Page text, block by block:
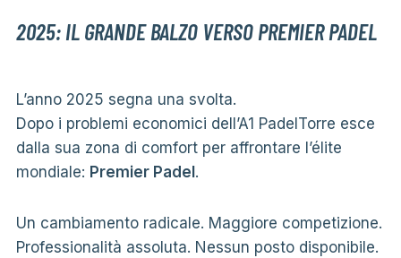
2025: IL GRANDE BALZO VERSO PREMIER PADEL
L’anno 2025 segna una svolta.
Dopo i problemi economici dell’A1 PadelTorre esce
dalla sua zona di comfort per affrontare l’élite
mondiale: Premier Padel.
Un cambiamento radicale. Maggiore competizione.
Professionalità assoluta. Nessun posto disponibile.